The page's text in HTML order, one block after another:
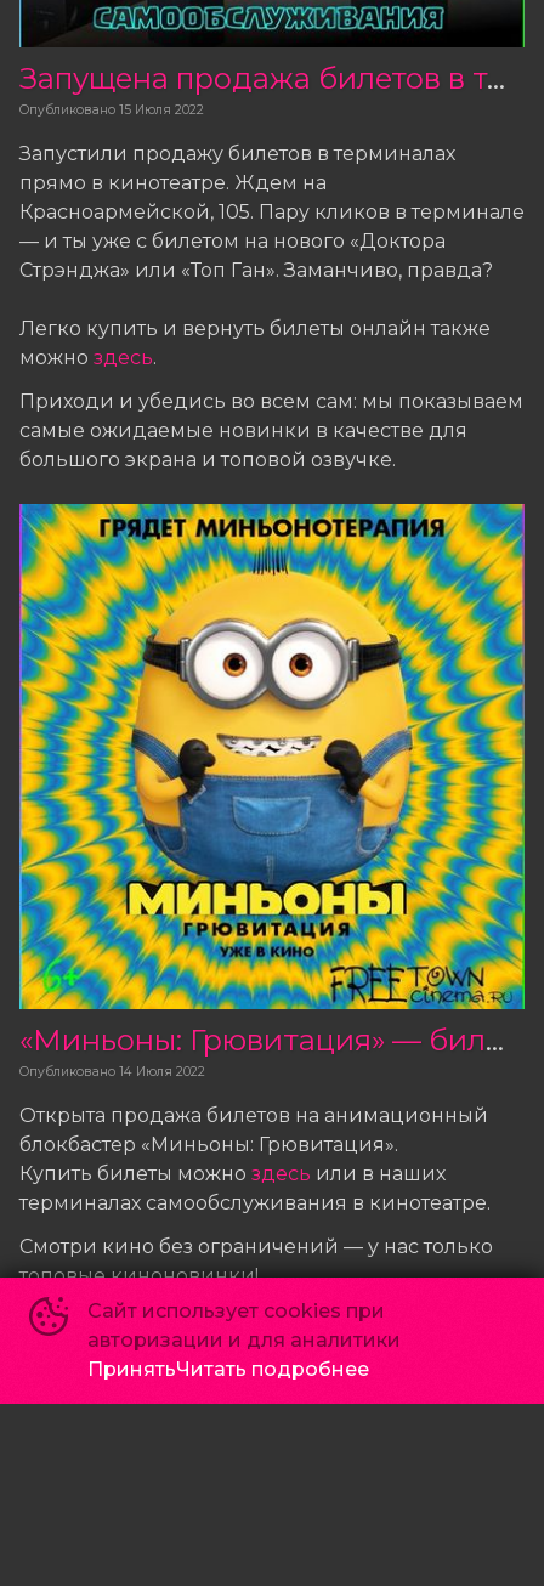
Запущена продажа билетов в терминалах в кинотеатре
Опубликовано 15 Июля 2022
Запустили продажу билетов в терминалах
прямо в кинотеатре. Ждем на
Красноармейской, 105. Пару кликов в терминале
— и ты уже с билетом на нового «Доктора
Стрэнджа» или «Топ Ган». Заманчиво, правда?
Легко купить и вернуть билеты онлайн также
можно здесь.
Приходи и убедись во всем сам: мы показываем
самые ожидаемые новинки в качестве для
большого экрана и топовой озвучке.
«Миньоны: Грювитация» — билеты в продаже!
Опубликовано 14 Июля 2022
Открыта продажа билетов на анимационный
блокбастер «Миньоны: Грювитация».
Купить билеты можно здесь или в наших
терминалах самообслуживания в кинотеатре.
Смотри кино без ограничений — у нас только
топовые киноновинки!
Сайт использует cookies при
авторизации и для аналитики
ПринятьЧитать подробнее
Основное
Зрителям